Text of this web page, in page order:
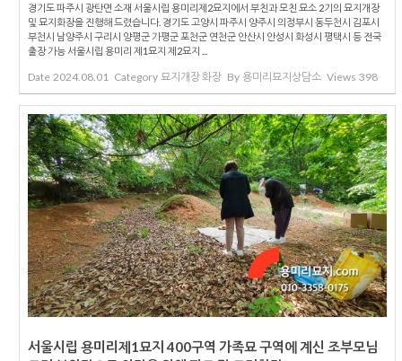
경기도 파주시 광탄면 소재 서울시립 용미리제2묘지에서 부친과 모친 묘소 2기의 묘지개장
및 묘지화장을 진행해 드렸습니다. 경기도 고양시 파주시 양주시 의정부시 동두천시 김포시
부천시 남양주시 구리시 양평군 가평군 포천군 연천군 안산시 안성시 화성시 평택시 등 전국
출장 가능 서울시립 용미리 제1묘지 제2묘지 ...
Date 2024.08.01 Category 묘지개장 화장 By 용미리묘지상담소 Views 398
서울시립 용미리제1묘지 400구역 가족묘 구역에 계신 조부모님